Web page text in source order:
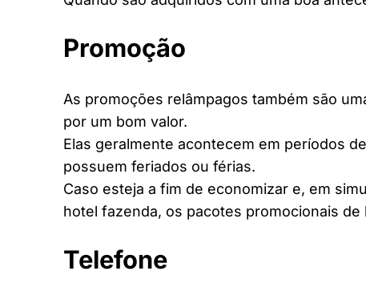
Promoção
As promoções relâmpagos também são
por um bom valor.
Elas geralmente acontecem em períodos
possuem feriados ou férias.
Caso esteja a fim de economizar e, em
hotel fazenda, os pacotes promocionais
Telefone